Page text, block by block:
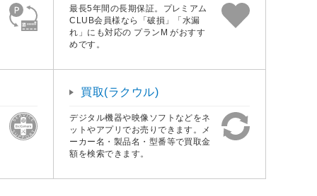
最長5年間の長期保証。プレミアム
CLUB会員様なら「破損」「水漏
れ」にも対応の プランM がおすす
めです。
買取(ラクウル)
デジタル機器や映像ソフトなどをネ
ットやアプリでお売りできます。メ
ーカー名・製品名・型番等で買取金
額を検索できます。